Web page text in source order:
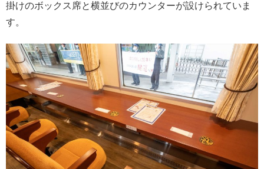
掛けのボックス席と横並びのカウンターが設けられていま
す。